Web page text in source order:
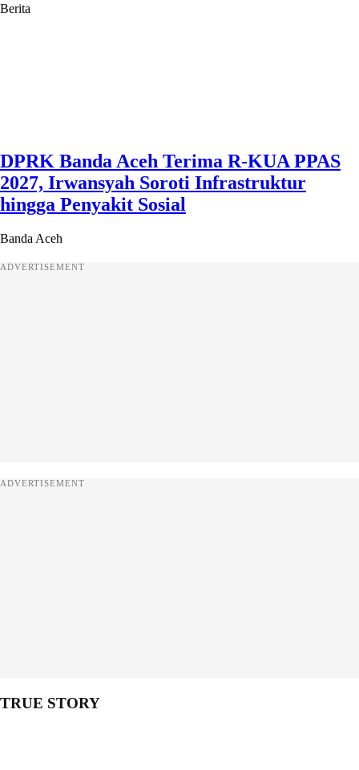
Berita
DPRK Banda Aceh Terima R-KUA PPAS
2027, Irwansyah Soroti Infrastruktur
hingga Penyakit Sosial
Banda Aceh
ADVERTISEMENT
ADVERTISEMENT
TRUE STORY